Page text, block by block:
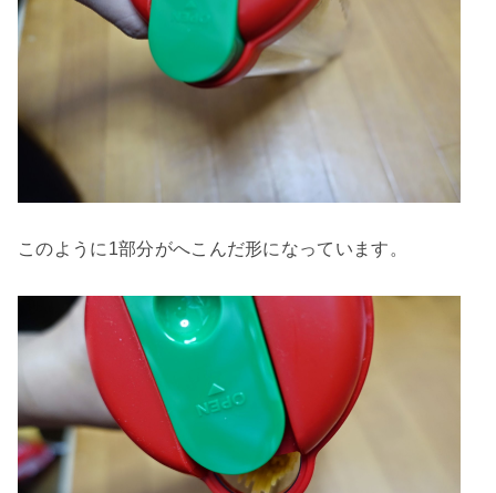
このように1部分がへこんだ形になっています。